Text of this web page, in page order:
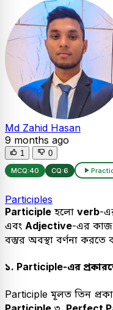
Md Zahid Hasan
9 months ago
1 0
MCQ:40 CQ:6
Participles
Participle হলো verb-
এবং Adjective-এর কাজ
বস্তুর অবস্থা বর্ণনা করতে
১. Participle-এর
Participle মূলত তিন